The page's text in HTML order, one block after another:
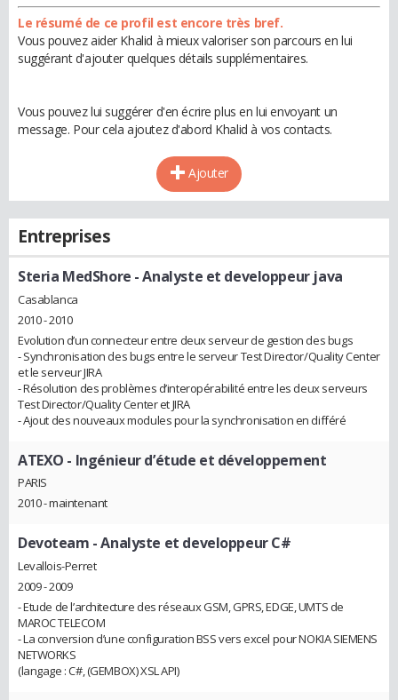
Le résumé de ce profil est encore très bref.
Vous pouvez aider Khalid à mieux valoriser son parcours en lui
suggérant d'ajouter quelques détails supplémentaires.
Vous pouvez lui suggérer d'en écrire plus en lui envoyant un
message. Pour cela ajoutez d'abord Khalid à vos contacts.
Ajouter
Entreprises
Steria MedShore - Analyste et developpeur java
Casablanca
2010 - 2010
Evolution d’un connecteur entre deux serveur de gestion des bugs
- Synchronisation des bugs entre le serveur Test Director/Quality Center
et le serveur JIRA
- Résolution des problèmes d’interopérabilité entre les deux serveurs
Test Director/Quality Center et JIRA
- Ajout des nouveaux modules pour la synchronisation en différé
ATEXO - Ingénieur d’étude et développement
PARIS
2010 - maintenant
Devoteam - Analyste et developpeur C#
Levallois-Perret
2009 - 2009
- Etude de l’architecture des réseaux GSM, GPRS, EDGE, UMTS de
MAROC TELECOM
- La conversion d’une configuration BSS vers excel pour NOKIA SIEMENS
NETWORKS
(langage : C#, (GEMBOX) XSL API)